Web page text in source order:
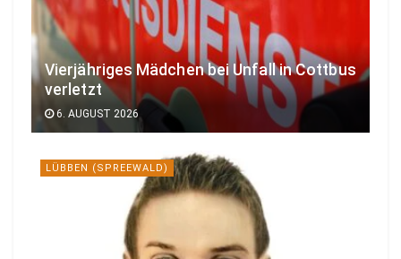
Vierjähriges Mädchen bei Unfall in Cottbus
verletzt
6. AUGUST 2026
LÜBBEN (SPREEWALD)